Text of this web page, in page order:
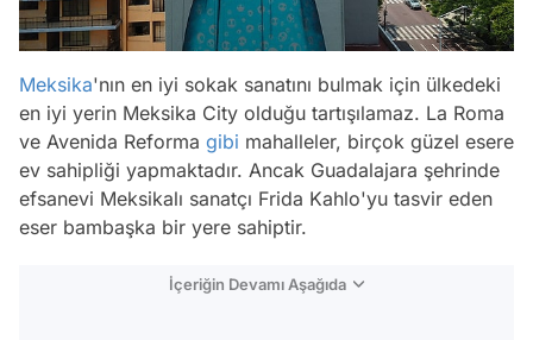
Meksika'nın en iyi sokak sanatını bulmak için ülkedeki
en iyi yerin Meksika City olduğu tartışılamaz. La Roma
ve Avenida Reforma gibi mahalleler, birçok güzel esere
ev sahipliği yapmaktadır. Ancak Guadalajara şehrinde
efsanevi Meksikalı sanatçı Frida Kahlo'yu tasvir eden
eser bambaşka bir yere sahiptir.
İçeriğin Devamı Aşağıda